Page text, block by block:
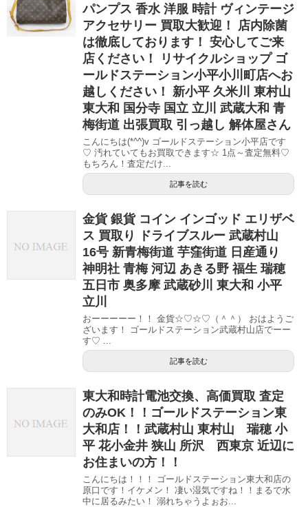
パンプス 香水 洋服 時計 ヴィンテージ
アクセサリー 買取大歓迎！ 店内除菌
は徹底しております！ 安心してご来
店ください！ リサイクルショップ ゴ
ールドステーション小平小川町店へお
越しください！ 新小平 久米川 東村山
東大和 国分寺 国立 立川 武蔵大和 青
梅街道 出張買取 引っ越し 解体屋さん
こんにちは(*^^)v ゴールドステーション小平店です
♡ 汚れていてもお買取できます☆ 1点～査定無料♡
もちろん！査定だけ...
記事を読む
金貨 銀貨 コイン インゴッド エリザベ
ス 買取り ドライブスルー 武蔵村山
16号 新青梅街道 芋窪街道 日産通り
神明社 青梅 河辺 あきる野 福生 瑞穂
五日市 奥多摩 武蔵砂川 東大和 小平
立川
おーーーーー！！ 金貨☆♡☆♡（＾＾） おはようご
ざいます！ ゴールドステーション武蔵村山店でーー
す♡ ...
記事を読む
東大和時計電池交換、高価買取 査定
のみOK！！ゴールドステーション東
大和店！！武蔵村山 東村山 瑞穂 小
平 花小金井 狭山 所沢 西東京 近辺に
お住まいの方！！
こんにちは！！！ ゴールドステーション東大和店の
原口です！イケメン！ 凄い湿気ですね！！まるで水
中に居るみたい！ 溺れちゃうよぉお...